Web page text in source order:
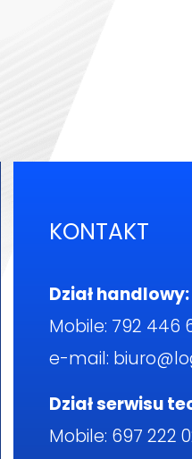
KONTAKT
Dział handlowy:
Mobile: 792 446
e-mail:
Dział serwisu
Mobile: 697 222